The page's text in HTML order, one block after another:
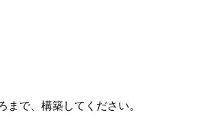
で、構築してください。